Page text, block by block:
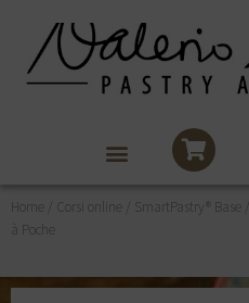
Home Corsi online SmartPastry® Base
à Poche